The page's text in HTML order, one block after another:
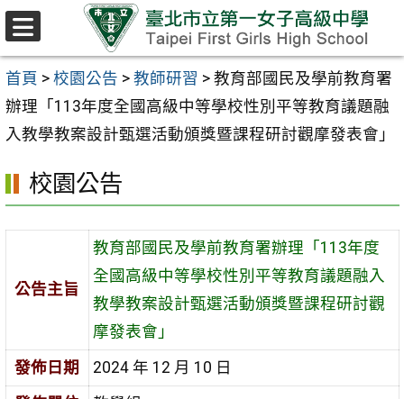
跳至主要內容區
首頁 > 校園公告 > 教師研習 > 教育部國民及學前教育署
辦理「113年度全國高級中等學校性別平等教育議題融
入教學教案設計甄選活動頒獎暨課程研討觀摩發表會」
校園公告
公告主旨
教育部國民及學前教育署辦理「113年度
全國高級中等學校性別平等教育議題融入
教學教案設計甄選活動頒獎暨課程研討觀
摩發表會」
發佈日期
2024 年 12 月 10 日
選
單